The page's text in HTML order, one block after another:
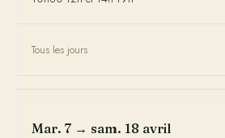
Tous les jours
Mar. 7 → sam. 18 avril